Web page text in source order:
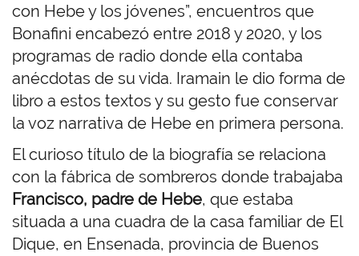
con Hebe y los jóvenes”, encuentros que
Bonafini encabezó entre 2018 y 2020, y los
programas de radio donde ella contaba
anécdotas de su vida. Iramain le dio forma de
libro a estos textos y su gesto fue conservar
la voz narrativa de Hebe en primera persona.
El curioso título de la biografía se relaciona
con la fábrica de sombreros donde trabajaba
Francisco, padre de Hebe, que estaba
situada a una cuadra de la casa familiar de El
Dique, en Ensenada, provincia de Buenos